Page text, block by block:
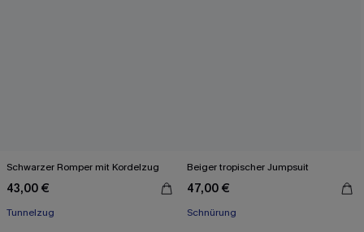
Schwarzer Romper mit Kordelzug
43,00 €
Tunnelzug
Beiger tropischer Jumpsuit
47,00 €
Schnürung